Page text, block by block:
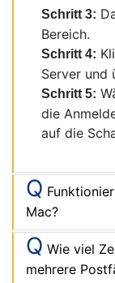
Schritt 5:
die
auf die
Q
Mac?
QWie viel
mehrere
Konto zu
Q Kann ich
MSG-Dateien